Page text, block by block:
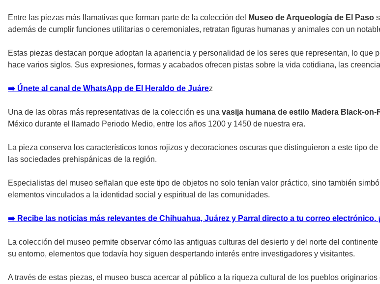
Entre las piezas más llamativas que forman parte de la colección del Museo de Arqueología de El Paso
además de cumplir funciones utilitarias o ceremoniales, retratan figuras humanas y animales con un
Estas piezas destacan porque adoptan la apariencia y personalidad de los seres que representan, lo que
hace varios siglos. Sus expresiones, formas y acabados ofrecen pistas sobre la vida cotidiana, las
➡️ Únete al canal de WhatsApp de El Heraldo de Juárez
Una de las obras más representativas de la colección es una vasija humana de estilo Madera Black-on-
México durante el llamado Periodo Medio, entre los años 1200 y 1450 de nuestra era.
La pieza conserva los característicos tonos rojizos y decoraciones oscuras que distinguieron a este tipo
las sociedades prehispánicas de la región.
Especialistas del museo señalan que este tipo de objetos no solo tenían valor práctico, sino también
elementos vinculados a la identidad social y espiritual de las comunidades.
➡️ Recibe las noticias más relevantes de Chihuahua, Juárez y Parral directo a tu correo electrónico.
La colección del museo permite observar cómo las antiguas culturas del desierto y del norte del
su entorno, elementos que todavía hoy siguen despertando interés entre investigadores y visitantes.
A través de estas piezas, el museo busca acercar al público a la riqueza cultural de los pueblos